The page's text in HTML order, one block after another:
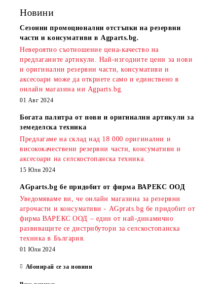
Новини
Сезонни промоционални отстъпки на резервни
части и консумативи в Agparts.bg.
Невероятно съотношение цена-качество на
предлаганите артикули. Най-изгодните цени за нови
и оригинални резервни части, консумативи и
аксесоари може да откриете само и единствено в
онлайн магазина ни Agparts.bg.
01 Авг 2024
Богата палитра от нови и оригинални артикули за
земеделска техника
Предлагаме на склад над 18 000 оригинални и
висококачествени резервни части, консумативи и
аксесоари на селскостопанска техника.
15 Юли 2024
AGparts.bg бе придобит от фирма ВАРЕКС ООД
Уведомяваме ви, че онлайн магазина за резервни
агрочасти и консумативи - AGprats.bg бе придобит от
фирма ВАРЕКС ООД – един от най-динамично
развиващите се дистрибутори за селскостопанска
техника в България.
01 Юли 2024
Абонирай се за новини